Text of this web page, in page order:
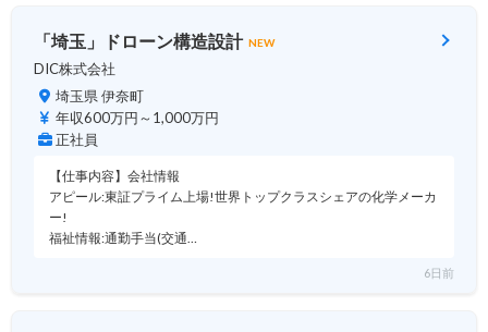
「埼玉」ドローン構造設計 NEW
DIC株式会社
埼玉県 伊奈町
年収600万円～1,000万円
正社員
【仕事内容】会社情報
アピール:東証プライム上場!世界トップクラスシェアの化学メーカ
ー!
福祉情報:通勤手当(交通…
6日前